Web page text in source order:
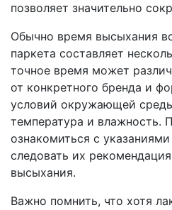
позволяет значительно
Обычно время высыхания
паркета составляет
точное время может
от конкретного бренда и
условий окружающей
температура и влажность.
ознакомиться с
следовать их
высыхания.
Важно помнить, что хотя